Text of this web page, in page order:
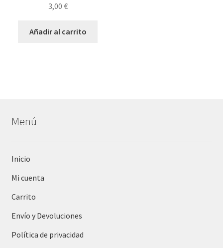
3,00 €
Añadir al carrito
Menú
Inicio
Mi cuenta
Carrito
Envío y Devoluciones
Política de privacidad